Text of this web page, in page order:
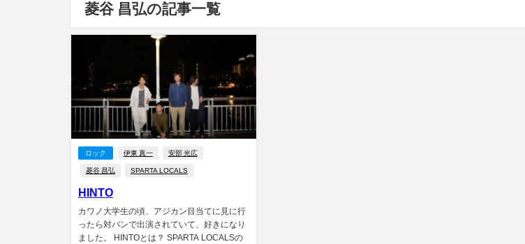
菱谷 昌弘の記事一覧
ロック 伊東 真一 安部 光広
菱谷 昌弘 SPARTA LOCALS
HINTO
カワノ大学生の頃、アジカン目当てに見に行
ったら対バンで出演されていて、好きになり
ました。 HINTOとは？ SPARTA LOCALSの